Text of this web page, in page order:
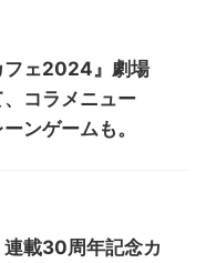
フェ2024』劇場
コラメニュー
ンゲームも。
載30周年記念カ